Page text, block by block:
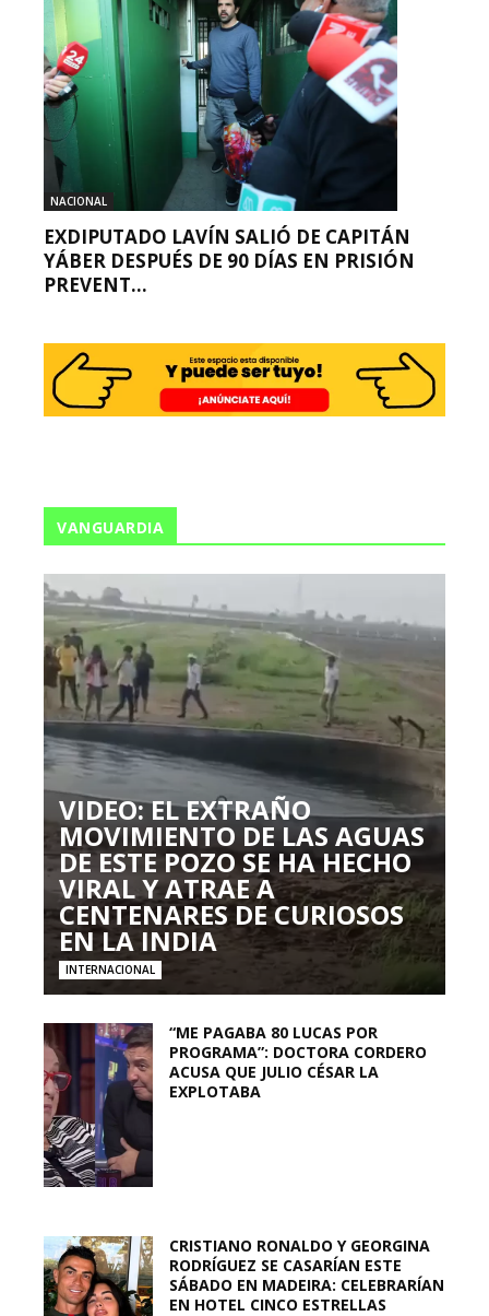
NACIONAL
EXDIPUTADO LAVÍN SALIÓ DE CAPITÁN
YÁBER DESPUÉS DE 90 DÍAS EN PRISIÓN
PREVENT...
VANGUARDIA
VIDEO: EL EXTRAÑO
MOVIMIENTO DE LAS AGUAS
DE ESTE POZO SE HA HECHO
VIRAL Y ATRAE A
CENTENARES DE CURIOSOS
EN LA INDIA
INTERNACIONAL
“ME PAGABA 80 LUCAS POR
PROGRAMA”: DOCTORA CORDERO
ACUSA QUE JULIO CÉSAR LA
EXPLOTABA
CRISTIANO RONALDO Y GEORGINA
RODRÍGUEZ SE CASARÍAN ESTE
SÁBADO EN MADEIRA: CELEBRARÍAN
EN HOTEL CINCO ESTRELLAS